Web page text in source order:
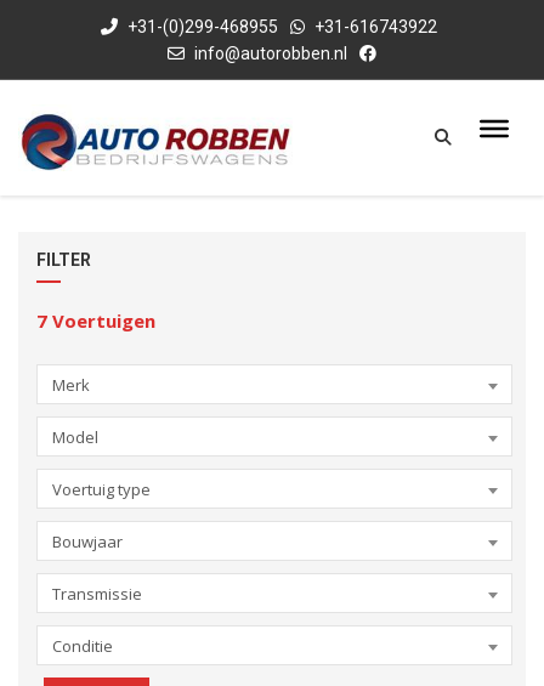
+31-(0)299-468955
+31-616743922
info@autorobben.nl
FILTER
7 Voertuigen
Merk
Model
Voertuig type
Bouwjaar
Transmissie
Conditie